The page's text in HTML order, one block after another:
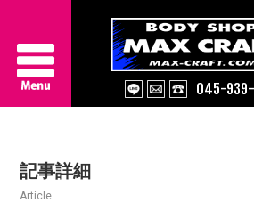
045-
About Us
記事詳細
Article